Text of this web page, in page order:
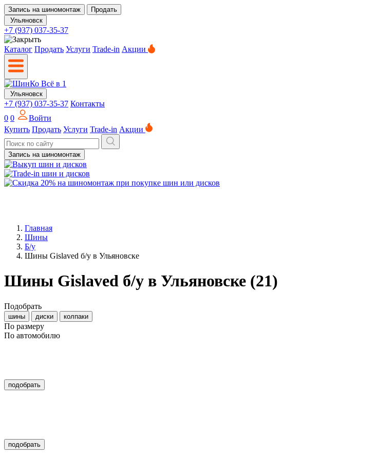
Запись на шиномонтаж
Продать
Ульяновск
+7 (937) 037-35-37
Каталог Продать Услуги Trade-in Акции
Ульяновск
+7 (937) 037-35-37 Контакты
0 0
Войти
Купить Продать Услуги Trade-in Акции
Запись на шиномонтаж
Главная
Шины
Б/у
Шины Gislaved б/у в Ульяновске
Шины Gislaved б/у в Ульяновске (21)
Подобрать
шины диски колпаки
По размеру
По автомобилю
подобрать
подобрать